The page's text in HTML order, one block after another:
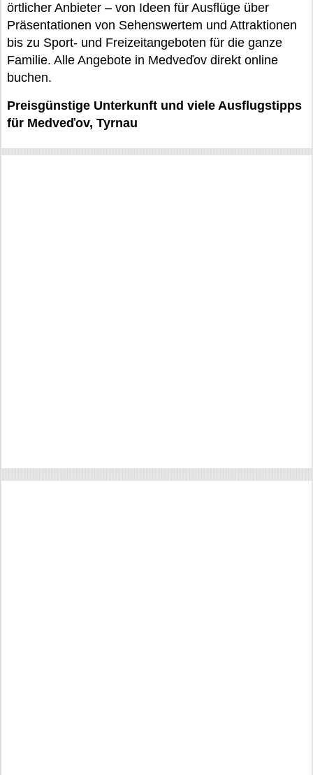
örtlicher Anbieter – von Ideen für Ausflüge über
Präsentationen von Sehenswertem und Attraktionen
bis zu Sport- und Freizeitangeboten für die ganze
Familie. Alle Angebote in Medveďov direkt online
buchen.
Preisgünstige Unterkunft und viele Ausflugstipps
für Medveďov, Tyrnau